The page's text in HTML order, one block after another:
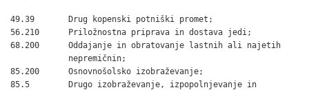
49.39       Drug kopenski potniški promet;
56.210      Priložnostna priprava in dostava jedi;
68.200      Oddajanje in obratovanje lastnih ali najetih
            nepremičnin;
85.200      Osnovnošolsko izobraževanje;
85.5        Drugo izobraževanje, izpopolnjevanje in